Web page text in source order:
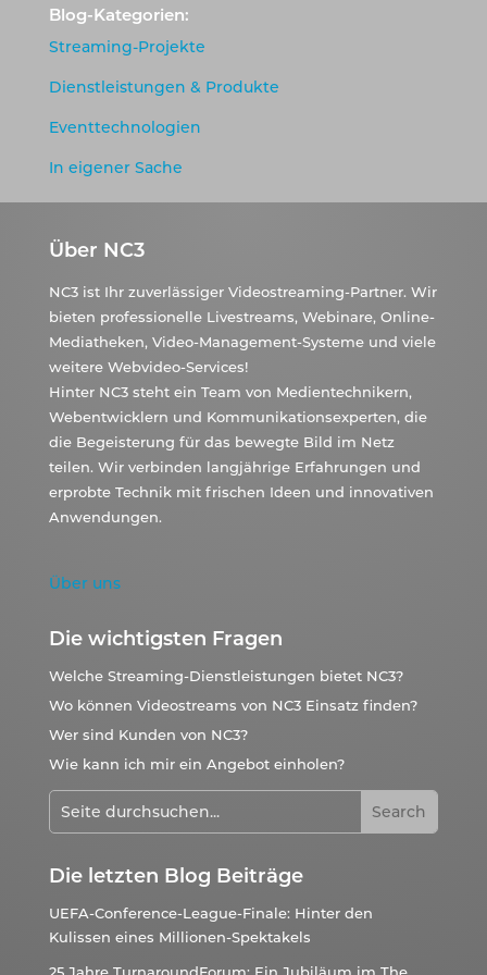
Blog-Kategorien:
Streaming-Projekte
Dienstleistungen & Produkte
Eventtechnologien
In eigener Sache
Über NC3
NC3 ist Ihr zuverlässiger Videostreaming-Partner. Wir
bieten professionelle Livestreams, Webinare, Online-
Mediatheken, Video-Management-Systeme und viele
weitere Webvideo-Services!
Hinter NC3 steht ein Team von Medientechnikern,
Webentwicklern und Kommunikationsexperten, die
die Begeisterung für das bewegte Bild im Netz
teilen. Wir verbinden langjährige Erfahrungen und
erprobte Technik mit frischen Ideen und innovativen
Anwendungen.
Über uns
Die wichtigsten Fragen
Welche Streaming-Dienstleistungen bietet NC3?
Wo können Videostreams von NC3 Einsatz finden?
Wer sind Kunden von NC3?
Wie kann ich mir ein Angebot einholen?
Die letzten Blog Beiträge
UEFA-Conference-League-Finale: Hinter den
Kulissen eines Millionen-Spektakels